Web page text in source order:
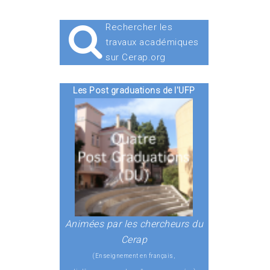
Rechercher les
travaux académiques
sur Cerap.org
Les Post graduations de l'UFP
Animées par les chercheurs du
Cerap
(Enseignement en français,